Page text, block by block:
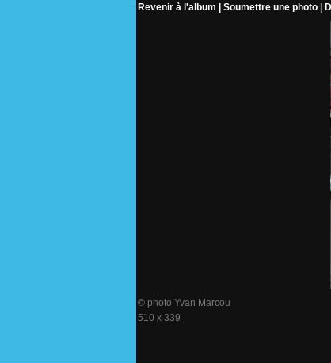
Revenir à l'album Soumettre une photo
© photo Yvan Marcou
510 x 339